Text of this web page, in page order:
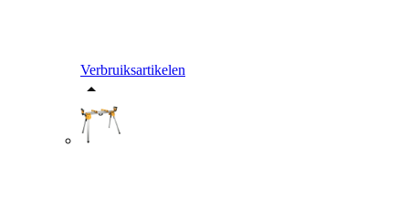
Verbruiksartikelen